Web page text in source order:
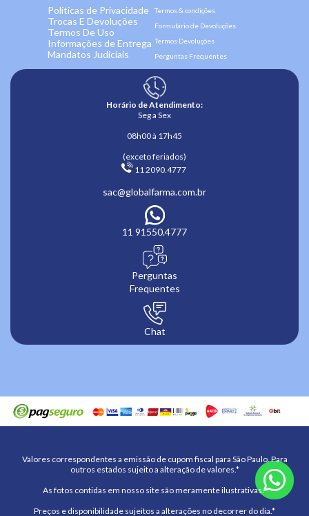
Políticas de Privacidade
Trocas E Devoluções
Termos De Uso
Informações de Entrega
Mandatos Judiciais
Termos & condições
Formulário de Devoluções
Termos Devoluções
Perguntas Frequentes
Horário de Atendimento:
Seg a Sex
08h00 à 17h45
(exceto feriados)
11 2090.4777
sac@globalfarma.com.br
11 91550.4777
Perguntas
Frequentes
Chat
Valores correspondentes a emissão de cupom fiscal para São Paulo. Para
outros estados sujeito a alteração de valores.*
As fotos contidas em nosso site são meramente ilustrativas.*
Preços e disponibilidade sujeitos a alterações no decorrer do dia.*